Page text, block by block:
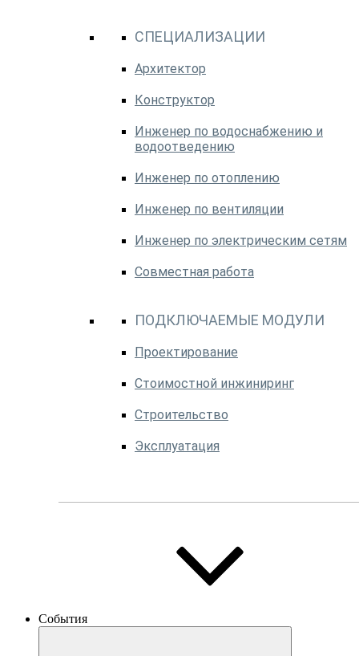
СПЕЦИАЛИЗАЦИИ
Архитектор
Конструктор
Инженер по водоснабжению и
водоотведению
Инженер по отоплению
Инженер по вентиляции
Инженер по электрическим сетям
Совместная работа
ПОДКЛЮЧАЕМЫЕ МОДУЛИ
Проектирование
Стоимостной инжиниринг
Строительство
Эксплуатация
События